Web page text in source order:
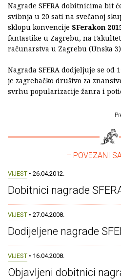
Nagrade SFERA dobitnicima bit
svibnja u 20 sati na svečanoj
sklopu konvencije SFerakon
fantastike u Zagrebu, na
računarstva u Zagrebu (Unska
Nagrada SFERA dodjeljuje se od
je zagrebačko društvo za
svrhu popularizacije žanra i
– POVEZANI
VIJEST • 26.04.2012.
Dobitnici nagrade
VIJEST • 27.04.2008.
Dodijeljene nagrade
VIJEST • 16.04.2008.
Objavljeni dobitnici